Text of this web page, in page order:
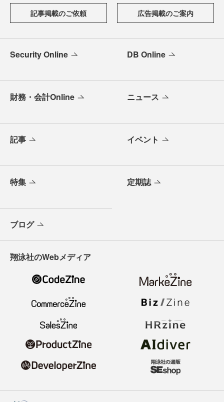
記事掲載のご依頼 広告掲載のご案内
Security Online DB Online
財務・会計Online ニュース
記事 イベント
特集 定期誌
ブログ
翔泳社のWebメディア